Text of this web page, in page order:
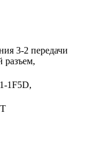
3-2 передачи
1F5D,